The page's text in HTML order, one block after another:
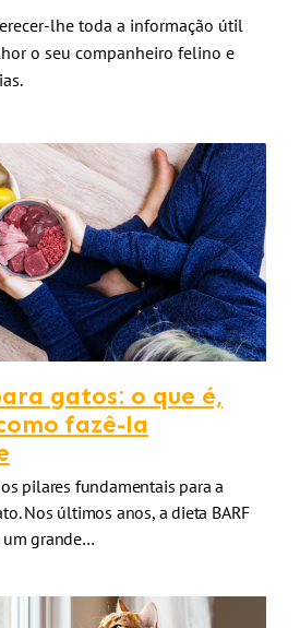
lhe toda a informação útil
o seu companheiro felino e
gatos: o que é,
fazê-la
pilares fundamentais para a
Nos últimos anos, a dieta BARF
um grande…